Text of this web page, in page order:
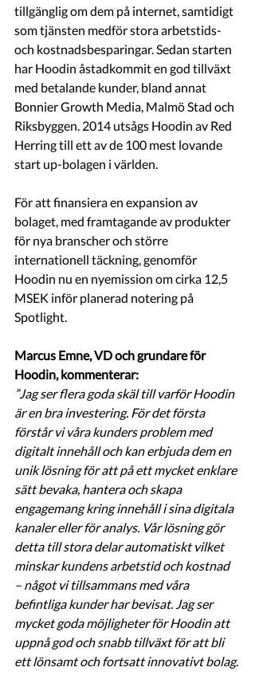
tillgänglig om dem på internet, samtidigt
som tjänsten medför stora arbetstids-
och kostnadsbesparingar. Sedan starten
har Hoodin åstadkommit en god tillväxt
med betalande kunder, bland annat
Bonnier Growth Media, Malmö Stad och
Riksbyggen. 2014 utsågs Hoodin av Red
Herring till ett av de 100 mest lovande
start up-bolagen i världen.
För att finansiera en expansion av
bolaget, med framtagande av produkter
för nya branscher och större
internationell täckning, genomför
Hoodin nu en nyemission om cirka 12,5
MSEK inför planerad notering på
Spotlight.
Marcus Emne, VD och grundare för
Hoodin, kommenterar:
”Jag ser flera goda skäl till varför Hoodin
är en bra investering. För det första
förstår vi våra kunders problem med
digitalt innehåll och kan erbjuda dem en
unik lösning för att på ett mycket enklare
sätt bevaka, hantera och skapa
engagemang kring innehåll i sina digitala
kanaler eller för analys. Vår lösning gör
detta till stora delar automatiskt vilket
minskar kundens arbetstid och kostnad
– något vi tillsammans med våra
befintliga kunder har bevisat. Jag ser
mycket goda möjligheter för Hoodin att
uppnå god och snabb tillväxt för att bli
ett lönsamt och fortsatt innovativt bolag.